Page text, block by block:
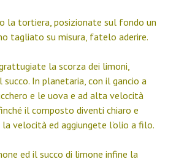
la tortiera, posizionate sul fondo un
tagliato su misura, fatelo aderire.
la scorza dei limoni,
In planetaria, con il gancio a
e le uova e ad alta velocità
il composto diventi chiaro e
velocità ed aggiungete l’olio a filo.
ed il succo di limone infine la